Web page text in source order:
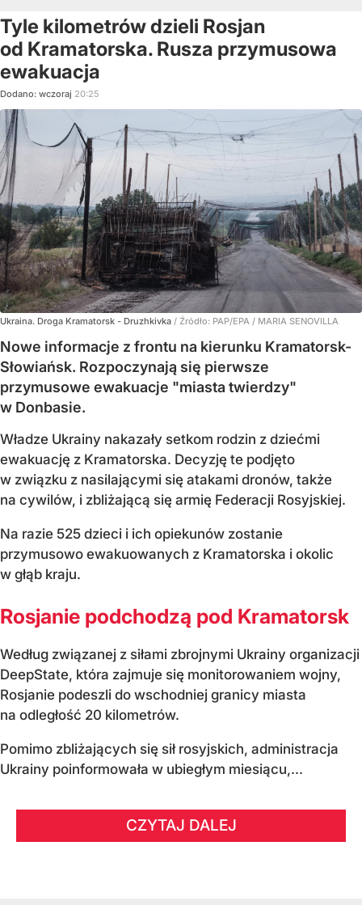
Tyle kilometrów dzieli Rosjan
od Kramatorska. Rusza przymusowa
ewakuacja
Dodano: wczoraj 20:25
Ukraina. Droga Kramatorsk - Druzhkivka / Źródło: PAP/EPA / MARIA SENOVILLA
Nowe informacje z frontu na kierunku Kramatorsk-
Słowiańsk. Rozpoczynają się pierwsze
przymusowe ewakuacje "miasta twierdzy"
w Donbasie.
Władze Ukrainy nakazały setkom rodzin z dziećmi
ewakuację z Kramatorska. Decyzję te podjęto
w związku z nasilającymi się atakami dronów, także
na cywilów, i zbliżającą się armię Federacji Rosyjskiej.
Na razie 525 dzieci i ich opiekunów zostanie
przymusowo ewakuowanych z Kramatorska i okolic
w głąb kraju.
Rosjanie podchodzą pod Kramatorsk
Według związanej z siłami zbrojnymi Ukrainy organizacji
DeepState, która zajmuje się monitorowaniem wojny,
Rosjanie podeszli do wschodniej granicy miasta
na odległość 20 kilometrów.
Pomimo zbliżających się sił rosyjskich, administracja
Ukrainy poinformowała w ubiegłym miesiącu,...
CZYTAJ DALEJ